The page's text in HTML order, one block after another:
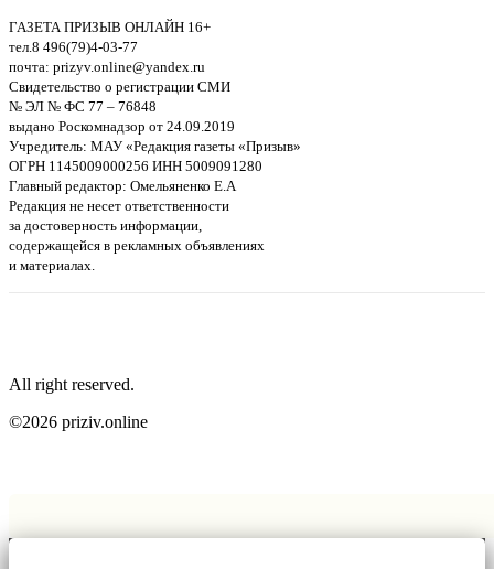
ГАЗЕТА ПРИЗЫВ ОНЛАЙН 16+
тел.8 496(79)4-03-77
почта: prizyv.online@yandex.ru
Свидетельство о регистрации СМИ
№ ЭЛ № ФС 77 – 76848
выдано Роскомнадзор от 24.09.2019
Учредитель: МАУ «Редакция газеты «Призыв»
ОГРН 1145009000256 ИНН 5009091280
Главный редактор: Омельяненко Е.А
Редакция не несет ответственности
за достоверность информации,
содержащейся в рекламных объявлениях
и материалах.
All right reserved.
©2026 priziv.online